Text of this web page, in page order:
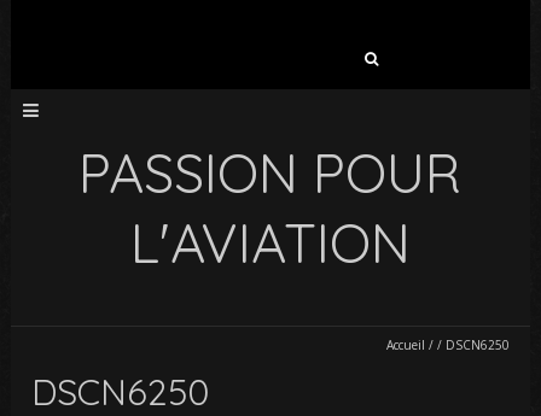
PASSION POUR
L'AVIATION
Accueil / / DSCN6250
DSCN6250